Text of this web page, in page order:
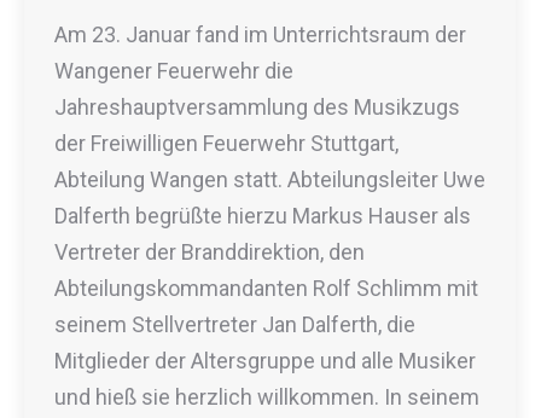
Am 23. Januar fand im Unterrichtsraum der
Wangener Feuerwehr die
Jahreshauptversammlung des Musikzugs
der Freiwilligen Feuerwehr Stuttgart,
Abteilung Wangen statt. Abteilungsleiter Uwe
Dalferth begrüßte hierzu Markus Hauser als
Vertreter der Branddirektion, den
Abteilungskommandanten Rolf Schlimm mit
seinem Stellvertreter Jan Dalferth, die
Mitglieder der Altersgruppe und alle Musiker
und hieß sie herzlich willkommen. In seinem